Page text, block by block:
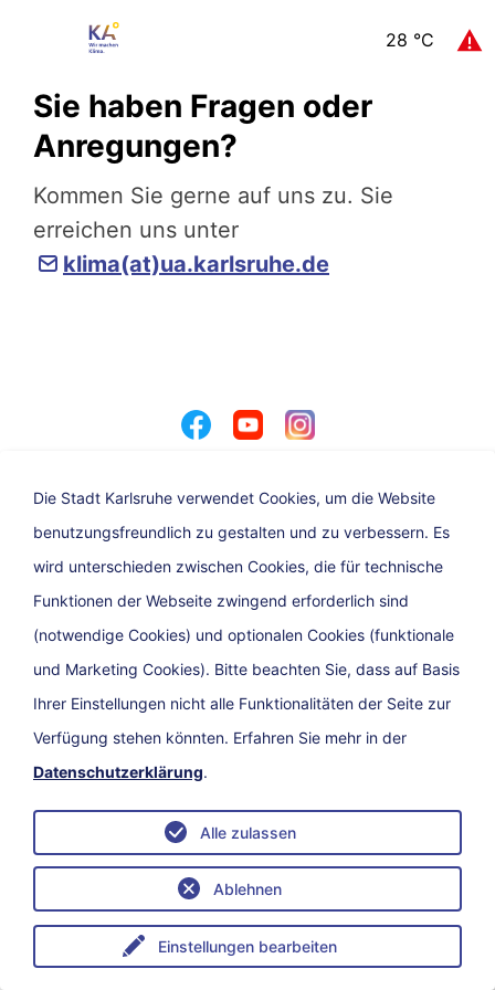
28 °C
Menü eService Suche
Sie haben Fragen oder
Anregungen?
Kommen Sie gerne auf uns zu. Sie
erreichen uns unter
klima(at)ua.karlsruhe.de
Barrierefreiheit
Die Stadt Karlsruhe verwendet Cookies, um die Website
benutzungsfreundlich zu gestalten und zu verbessern. Es
wird unterschieden zwischen Cookies, die für technische
Funktionen der Webseite zwingend erforderlich sind
(notwendige Cookies) und optionalen Cookies (funktionale
und Marketing Cookies). Bitte beachten Sie, dass auf Basis
Ihrer Einstellungen nicht alle Funktionalitäten der Seite zur
Verfügung stehen könnten. Erfahren Sie mehr in der
Datenschutzerklärung.
Einstellungen bearbeiten
Ablehnen
Alle zulassen